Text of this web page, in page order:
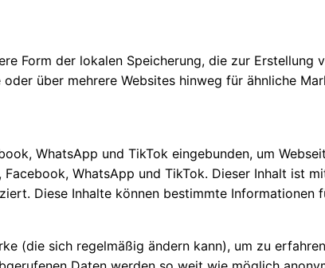
Form der lokalen Speicherung, die zur Erstellung
über mehrere Websites hinweg für ähnliche
WhatsApp und TikTok eingebunden, um
WhatsApp und TikTok. Dieser Inhalt ist
Diese Inhalte können bestimmte Informationen
(die sich regelmäßig ändern kann), um zu